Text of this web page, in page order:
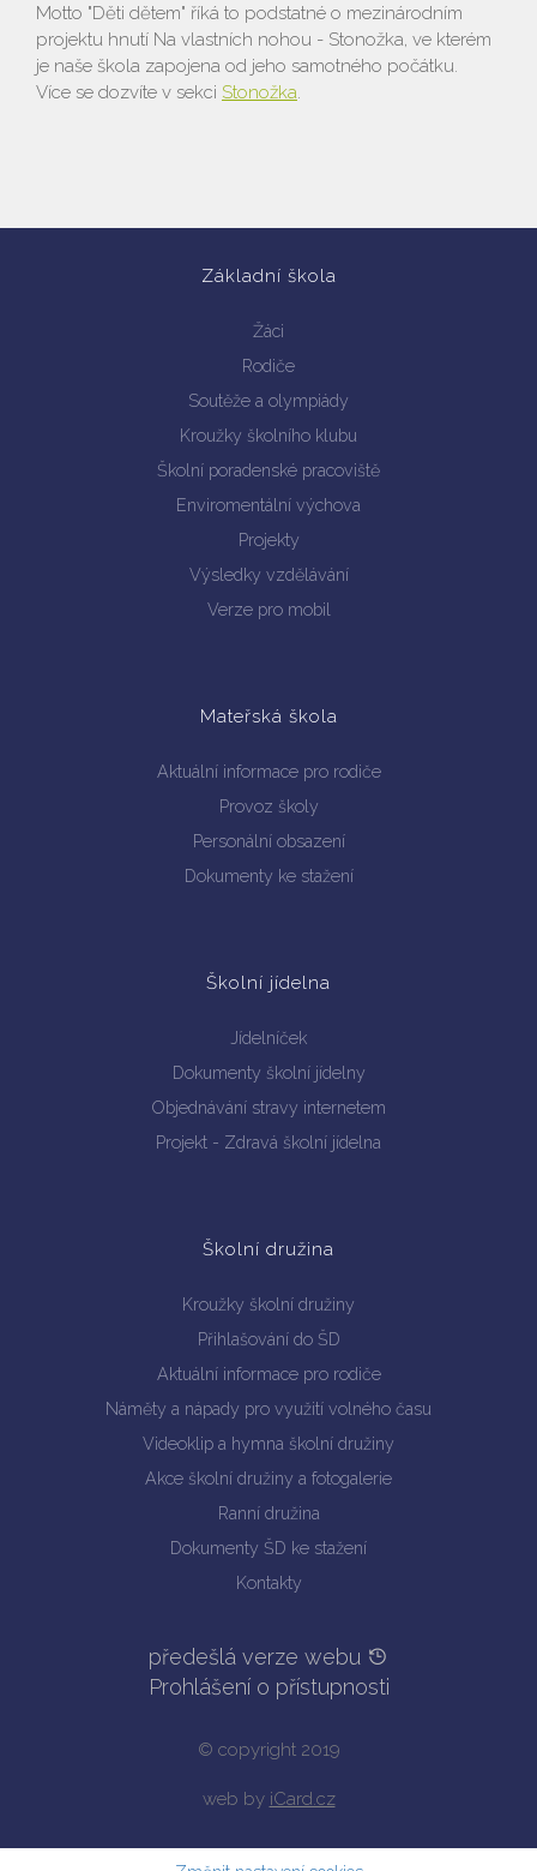
Vyhledávání na webu
Motto "Děti dětem" říká to podstatné o mezinárodním
projektu hnutí Na vlastních nohou - Stonožka, ve kterém
je naše škola zapojena od jeho samotného počátku.
Více se dozvíte v sekci Stonožka.
Základní škola
Žáci
Rodiče
Soutěže a olympiády
Kroužky školního klubu
Školní poradenské pracoviště
Enviromentální výchova
Projekty
Výsledky vzdělávání
Verze pro mobil
Mateřská škola
Aktuální informace pro rodiče
Provoz školy
Personální obsazení
Dokumenty ke stažení
Školní jídelna
Jídelníček
Dokumenty školní jídelny
Objednávání stravy internetem
Projekt - Zdravá školní jídelna
Školní družina
Kroužky školní družiny
Přihlašování do ŠD
Aktuální informace pro rodiče
Náměty a nápady pro využití volného času
Videoklip a hymna školní družiny
Akce školní družiny a fotogalerie
Ranní družina
Dokumenty ŠD ke stažení
Kontakty
předešlá verze webu
Prohlášení o přístupnosti
© copyright 2019
web by iCard.cz